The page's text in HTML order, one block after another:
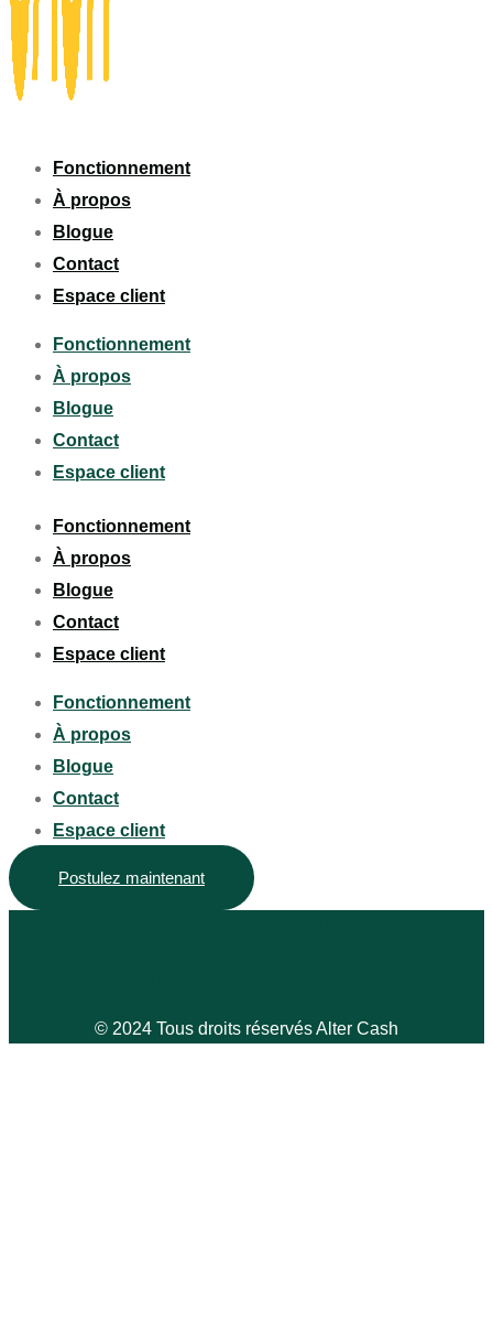
Fonctionnement
À propos
Blogue
Contact
Espace client
Fonctionnement
À propos
Blogue
Contact
Espace client
Fonctionnement
À propos
Blogue
Contact
Espace client
Fonctionnement
À propos
Blogue
Contact
Espace client
Postulez maintenant
© 2024 Tous droits réservés Alter Cash